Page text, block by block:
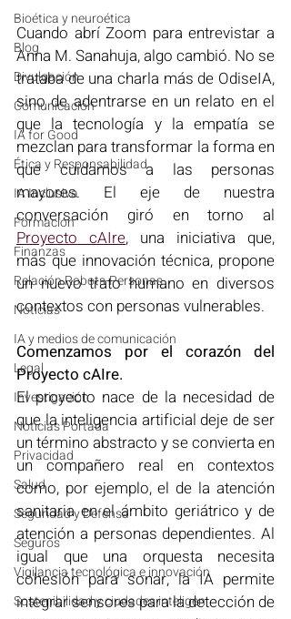
Bioética y neuroética
Blog
Divulgación
Comunicación
IA for Good
Ética y Responsabilidad
IA Inclusiva
Formación
Finanzas
Relación Robots-Personas
Noticias
IA y medios de comunicación
Legal
Investigación
Noticias Portada
Privacidad
Salud
Seguridad y Defensa
Seguros
Vigilancia tecnológica e innovación
Sostenibilidad y ciudades inteligen
Cuando abrí Zoom para entrevistar a
Anna M. Sanahuja, algo cambió. No se
trataba de una charla más de OdiseIA,
sino de adentrarse en un relato en el
que la tecnología y la empatía se
mezclan para transformar la forma en
que cuidamos a las personas
mayores. El eje de nuestra
Proyecto cAIre, una iniciativa que,
más que innovación técnica, propone
un nuevo trato humano en diversos
contextos con personas vulnerables.
Comenzamos por el corazón del
Proyecto cAIre.
El proyecto nace de la necesidad de
que la inteligencia artificial deje de ser
un término abstracto y se convierta en
un compañero real en contextos
como, por ejemplo, el de la atención
sanitaria en el ámbito geriátrico y de
atención a personas dependientes. Al
igual que una orquesta necesita
cohesión para sonar, la IA permite
integrar sensores para la detección de